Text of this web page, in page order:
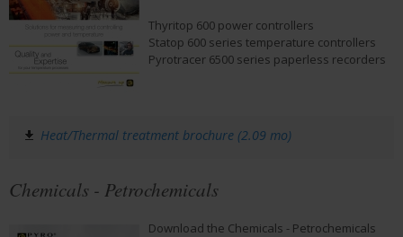
Thyritop 600 power controllers
Statop 600 series temperature controllers
Pyrotracer 6500 series paperless recorders
Heat/Thermal treatment brochure (2.09 mo)
Chemicals - Petrochemicals
Download the Chemicals - Petrochemicals